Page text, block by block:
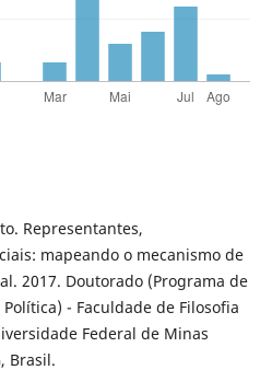
Representantes,
mapeando o mecanismo de
2017. Doutorado (Programa de
- Faculdade de Filosofia
Federal de Minas
Brasil.